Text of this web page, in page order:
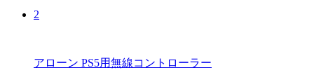
2
アローン PS5用無線コントローラー